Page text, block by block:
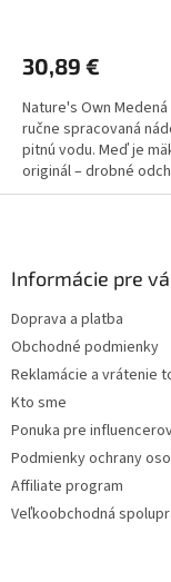
30,89 €
Nature's Own
ručne spracovaná
pitnú vodu. Meď je
originál – drobné
prirodzenou
Wilsonovou chorobou.
Informácie pre
Doprava a platba
Obchodné podmienky
Reklamácie a vrátenie
Kto sme
Ponuka pre
Podmienky ochrany
Affiliate program
Veľkoobchodná